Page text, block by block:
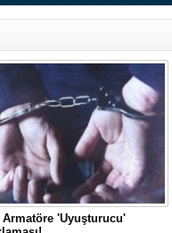
Armatöre 'Uyuşturucu'